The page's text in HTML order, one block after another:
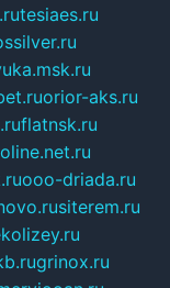
tesiaes.ru
orior-aks.ru
flatnsk.ru
ooo-driada.ru
siterem.ru
grinox.ru